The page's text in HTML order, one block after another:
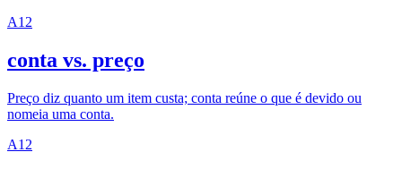
A1 2
conta vs. preço
Preço diz quanto um item custa; conta reúne o que é devido ou
nomeia uma conta.
A1 2